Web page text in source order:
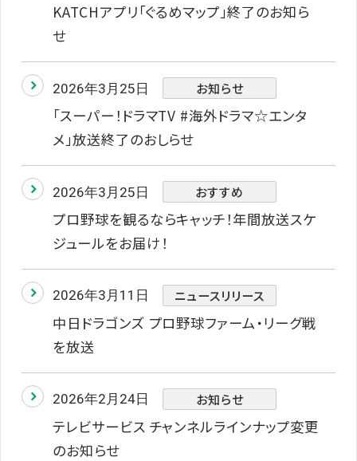
KATCHアプリ「ぐるめマップ」終了のお知ら
せ
2026年3月25日 お知らせ
「スーパー！ドラマTV #海外ドラマ☆エンタ
メ」放送終了のおしらせ
2026年3月25日 おすすめ
プロ野球を観るならキャッチ！年間放送スケ
ジュールをお届け！
2026年3月11日 ニュースリリース
中日ドラゴンズ プロ野球ファーム・リーグ戦
を放送
2026年2月24日 お知らせ
テレビサービス チャンネルラインナップ変更
のお知らせ